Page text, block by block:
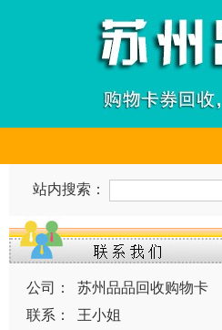
站内搜索：
公司：
苏州品品回收购物卡
联系：
王小姐